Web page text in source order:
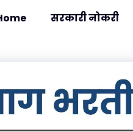
सरकारी नोकरी